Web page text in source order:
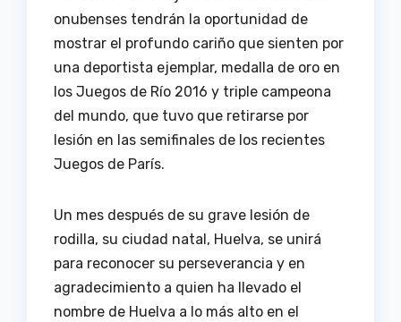
onubenses tendrán la oportunidad de
mostrar el profundo cariño que sienten por
una deportista ejemplar, medalla de oro en
los Juegos de Río 2016 y triple campeona
del mundo, que tuvo que retirarse por
lesión en las semifinales de los recientes
Juegos de París.
Un mes después de su grave lesión de
rodilla, su ciudad natal, Huelva, se unirá
para reconocer su perseverancia y en
agradecimiento a quien ha llevado el
nombre de Huelva a lo más alto en el